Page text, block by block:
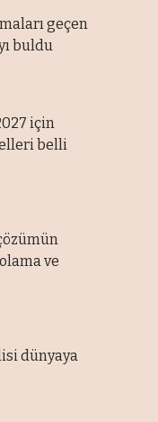
geçen
buldu
için
belli
ve
dünyaya